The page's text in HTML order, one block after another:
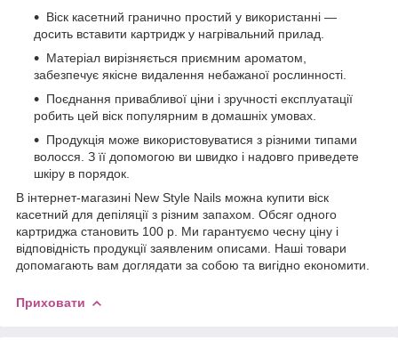
Віск касетний гранично простий у використанні —
досить вставити картридж у нагрівальний прилад.
Матеріал вирізняється приємним ароматом,
забезпечує якісне видалення небажаної рослинності.
Поєднання привабливої ціни і зручності експлуатації
робить цей віск популярним в домашніх умовах.
Продукція може використовуватися з різними типами
волосся. З її допомогою ви швидко і надовго приведете
шкіру в порядок.
В інтернет-магазині New Style Nails можна купити віск
касетний для депіляції з різним запахом. Обсяг одного
картриджа становить 100 р. Ми гарантуємо чесну ціну і
відповідність продукції заявленим описами. Наші товари
допомагають вам доглядати за собою та вигідно економити.
Приховати